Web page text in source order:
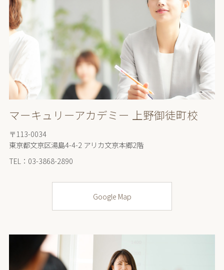
マーキュリーアカデミー 上野御徒町校
〒113-0034
東京都文京区湯島4-4-2 アリカ文京本郷2階
TEL：03-3868-2890
Google Map